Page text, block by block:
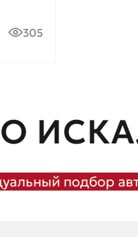
305
подбор